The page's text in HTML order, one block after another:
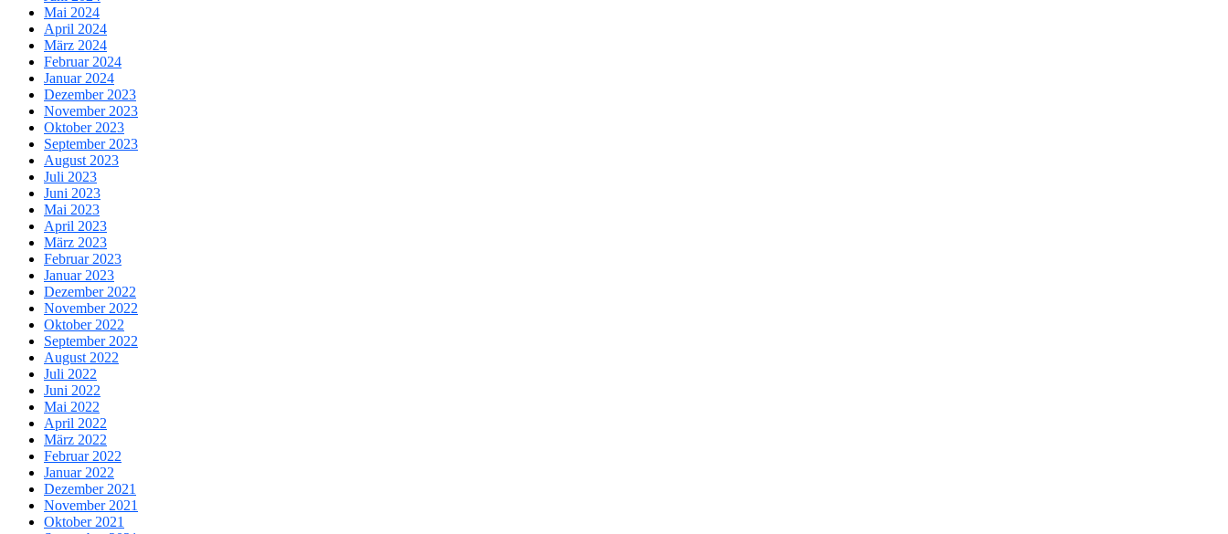
Mai 2024
April 2024
März 2024
Februar 2024
Januar 2024
Dezember 2023
November 2023
Oktober 2023
September 2023
August 2023
Juli 2023
Juni 2023
Mai 2023
April 2023
März 2023
Februar 2023
Januar 2023
Dezember 2022
November 2022
Oktober 2022
September 2022
August 2022
Juli 2022
Juni 2022
Mai 2022
April 2022
März 2022
Februar 2022
Januar 2022
Dezember 2021
November 2021
Oktober 2021